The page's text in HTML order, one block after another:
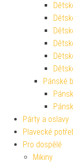
Pánské
Párty a oslavy
Plavecké
Pro dospělé
Mikiny